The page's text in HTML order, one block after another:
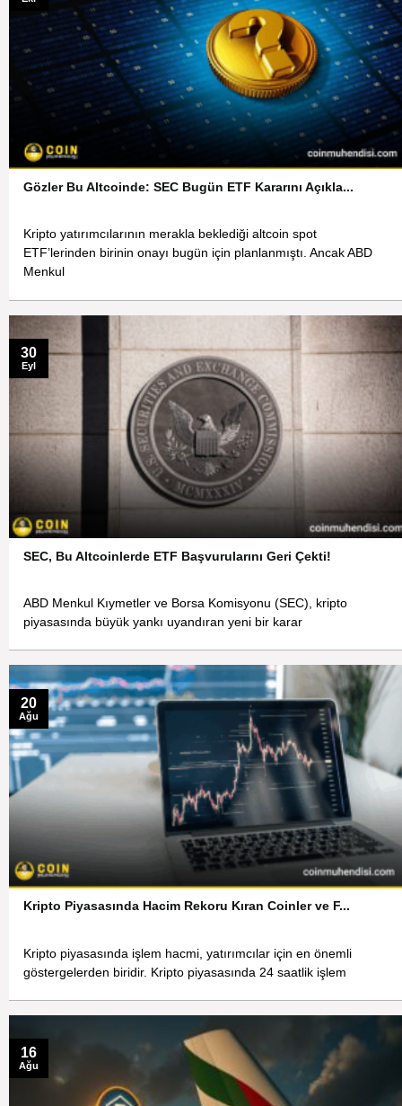
Gözler Bu Altcoinde: SEC Bugün ETF Kararını Açıkla...
Kripto yatırımcılarının merakla beklediği altcoin spot
ETF’lerinden birinin onayı bugün için planlanmıştı. Ancak ABD
Menkul
SEC, Bu Altcoinlerde ETF Başvurularını Geri Çekti!
ABD Menkul Kıymetler ve Borsa Komisyonu (SEC), kripto
piyasasında büyük yankı uyandıran yeni bir karar
30
Eyl
Kripto Piyasasında Hacim Rekoru Kıran Coinler ve F...
Kripto piyasasında işlem hacmi, yatırımcılar için en önemli
göstergelerden biridir. Kripto piyasasında 24 saatlik işlem
20
Ağu
16
Ağu